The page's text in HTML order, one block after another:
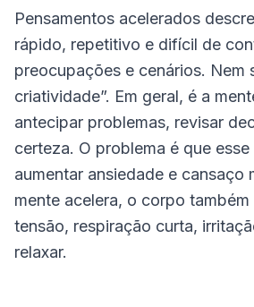
Pensamentos acelerados
rápido, repetitivo e difícil de
preocupações e cenários. Nem
criatividade”. Em geral, é a
antecipar problemas, revisar
certeza. O problema é que
aumentar ansiedade e cansaço
mente acelera, o corpo também
tensão, respiração curta,
relaxar.